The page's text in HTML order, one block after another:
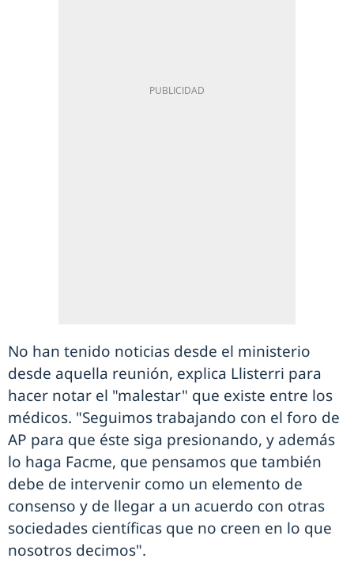
No han tenido noticias desde el ministerio
desde aquella reunión, explica Llisterri para
hacer notar el "malestar" que existe entre los
médicos. "Seguimos trabajando con el foro de
AP para que éste siga presionando, y además
lo haga Facme, que pensamos que también
debe de intervenir como un elemento de
consenso y de llegar a un acuerdo con otras
sociedades científicas que no creen en lo que
nosotros decimos".